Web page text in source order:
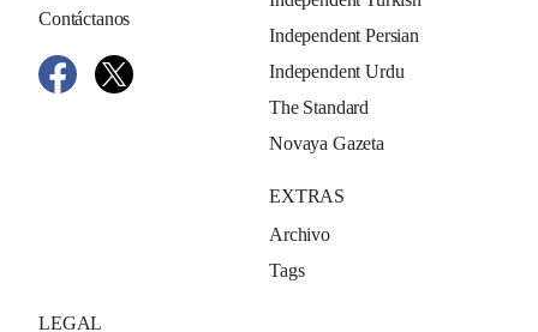
Contáctanos
Independent Persian
Independent Urdu
The Standard
Novaya Gazeta
EXTRAS
Archivo
Tags
LEGAL